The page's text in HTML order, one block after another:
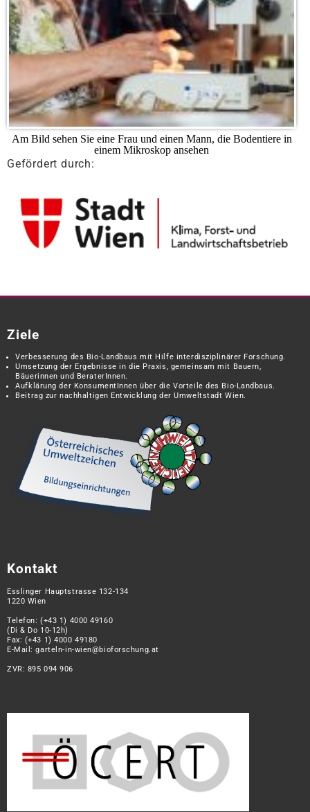
Am Bild sehen Sie eine Frau und einen Mann, die Bodentiere in
einem Mikroskop ansehen
Gefördert durch:
Ziele
Verbesserung des Bio-Landbaus mit Hilfe interdisziplinärer Forschung.
Umsetzung der Ergebnisse in die Praxis, gemeinsam mit Bauern,
Bäuerinnen und BeraterInnen.
Aufklärung der KonsumentInnen über die Vorteile des Bio-Landbaus.
Beitrag zur nachhaltigen Entwicklung der Umweltstadt Wien.
Kontakt
Esslinger Hauptstrasse 132-134
1220 Wien
Telefon:(+43 1) 4000 49160
(Di & Do 10-12h)
Fax: (+43 1) 4000 49180
E-Mail:garteln-in-wien@bioforschung.at
ZVR: 895 094 906